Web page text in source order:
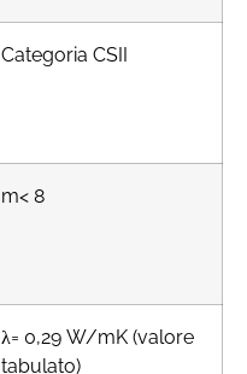
Categoria CSII
m< 8
λ= 0,29 W/mK (valore
tabulato)